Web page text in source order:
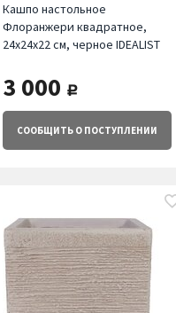
Кашпо настольное
Флоранжери квадратное,
24х24х22 см, черное IDEALIST
3 000 руб.
СООБЩИТЬО ПОСТУПЛЕНИИ